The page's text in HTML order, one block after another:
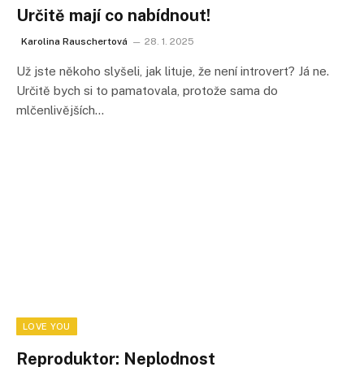
Určitě mají co nabídnout!
Karolina Rauschertová 28. 1. 2025
Už jste někoho slyšeli, jak lituje, že není introvert? Já ne.
Určitě bych si to pamatovala, protože sama do
mlčenlivějších…
LOVE YOU
Reproduktor: Neplodnost